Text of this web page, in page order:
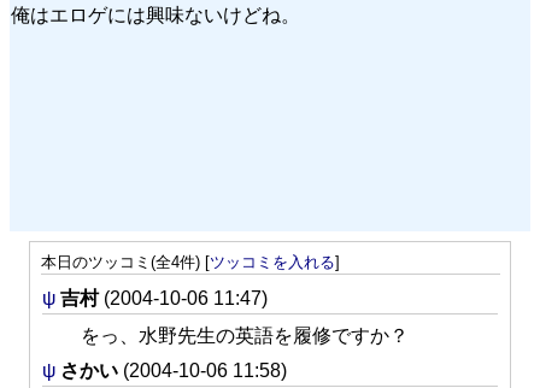
俺はエロゲには興味ないけどね。
本日のツッコミ(全4件) [ツッコミを入れる]
ψ 吉村 (2004-10-06 11:47)
をっ、水野先生の英語を履修ですか？
ψ さかい (2004-10-06 11:58)